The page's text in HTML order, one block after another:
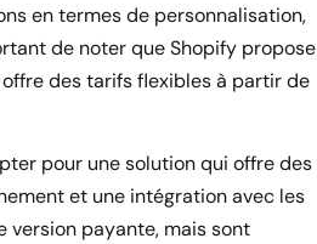
en termes de personnalisation,
de noter que Shopify propose
des tarifs flexibles à partir de
pour une solution qui offre des
et une intégration avec les
version payante, mais sont